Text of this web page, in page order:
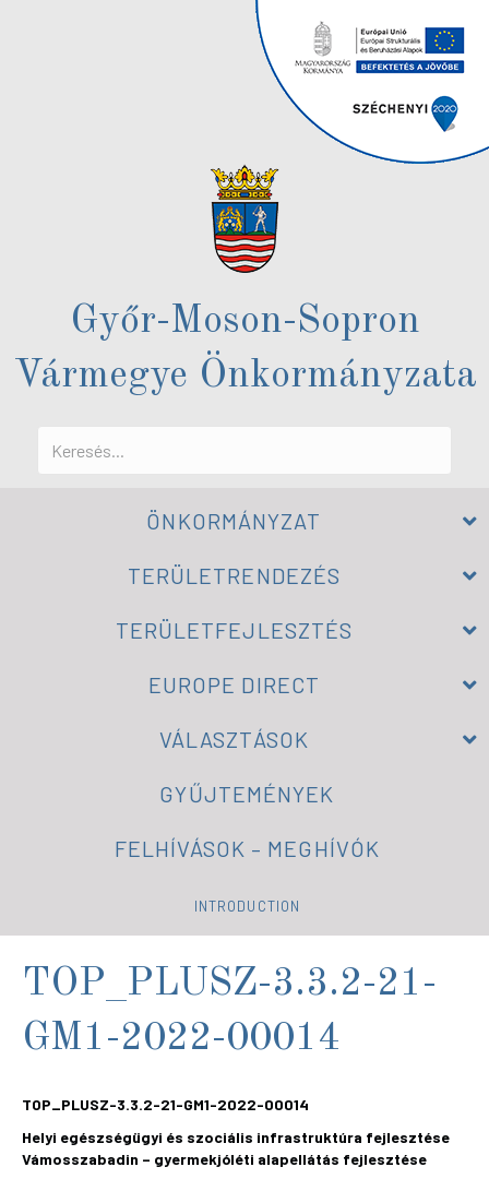
Győr-Moson-Sopron
Vármegye Önkormányzata
ÖNKORMÁNYZAT
TERÜLETRENDEZÉS
TERÜLETFEJLESZTÉS
EUROPE DIRECT
VÁLASZTÁSOK
GYŰJTEMÉNYEK
FELHÍVÁSOK – MEGHÍVÓK
INTRODUCTION
TOP_PLUSZ-3.3.2-21-
GM1-2022-00014
TOP_PLUSZ-3.3.2-21-GM1-2022-00014
Helyi egészségügyi és szociális infrastruktúra fejlesztése
Vámosszabadin – gyermekjóléti alapellátás fejlesztése